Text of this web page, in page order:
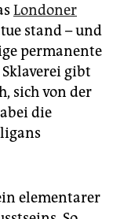
Londoner
stand – und
permanente
gibt
sich von der
die
elementarer